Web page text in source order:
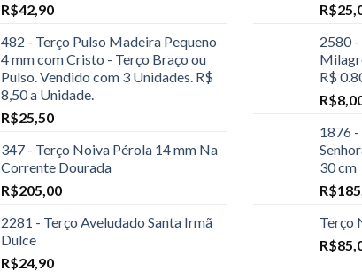
R$42,90
482 - Terço Pulso Madeira Pequeno
4 mm com Cristo - Terço Braço ou
Pulso. Vendido com 3 Unidades. R$
8,50 a Unidade.
R$25,50
347 - Terço Noiva Pérola 14 mm Na
Corrente Dourada
R$205,00
2281 - Terço Aveludado Santa Irmã
Dulce
R$24,90
R$
2580
R$
R$
1876 -
30 cm
R$
Terço
R$